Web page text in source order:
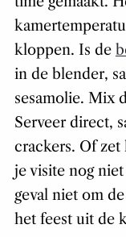
kloppen. Is de
in de blender,
sesamolie. Mix
Serveer direct,
crackers. Of
je visite nog
geval niet om
het feest uit de